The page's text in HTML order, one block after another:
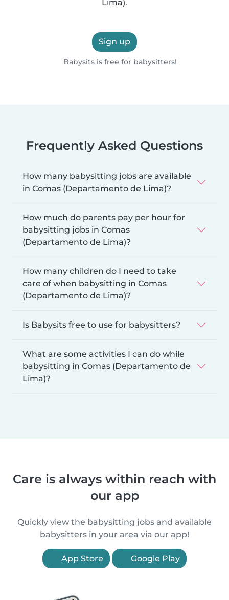
Lima).
Sign up
Babysits is free for babysitters!
Frequently Asked Questions
How many babysitting jobs are available
in Comas (Departamento de Lima)?
How much do parents pay per hour for
babysitting jobs in Comas
(Departamento de Lima)?
How many children do I need to take
care of when babysitting in Comas
(Departamento de Lima)?
Is Babysits free to use for babysitters?
What are some activities I can do while
babysitting in Comas (Departamento de
Lima)?
Care is always within reach with
our app
Quickly view the babysitting jobs and available
babysitters in your area via our app!
App Store Google Play